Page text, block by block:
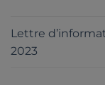
Lettre
2023